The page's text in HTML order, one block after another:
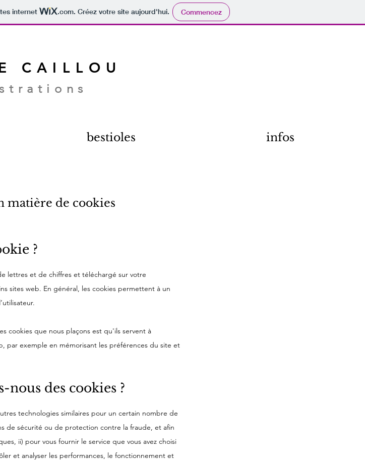
internet .com. Créez votre site aujourd'hui. Commencez
CAILLOU
bestioles infos
matière de cookies
?
lettres et de chiffres et téléchargé sur votre
sites web. En général, les cookies permettent à un
cookies que nous plaçons est qu'ils servent à
par exemple en mémorisant les préférences du site et
des cookies ?
technologies similaires pour un certain nombre de
de sécurité ou de protection contre la fraude, et afin
ii) pour vous fournir le service que vous avez choisi
et analyser les performances, le fonctionnement et